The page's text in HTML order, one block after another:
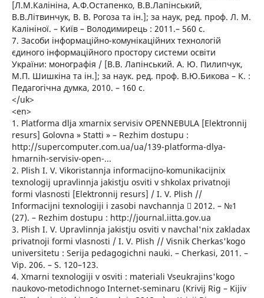
[Л.М.Калініна, А.Ф.Остапенко, В.В.Лапінський,
В.В.Літвинчук, В. В. Рогоза та ін.]; за наук, ред. проф. Л. М.
Калініної. – Київ – Володимирець : 2011.– 560 с.
7. Засоби інформаційно-комунікаційних технологій
єдиного інформаційного простору системи освіти
України: монографія / [В.В. Лапінський. А. Ю. Пилипчук,
М.П. Шишкіна та ін.]; за наук. ред. проф. В.Ю.Бикова – К. :
Педагогічна думка, 2010. – 160 с.
</uk>
<en>
1. Platforma dlja xmarnix servisiv OPENNEBULA [Elektronnij
resurs] Golovna » Statti » – Rezhim dostupu :
http://supercomputer.com.ua/ua/139-platforma-dlya-
hmarnih-servisiv-open-...
2. Plish I. V. Vikoristannja informacijno-komunikacijnix
texnologij upravlinnja jakistju osviti v shkolax privatnoji
formi vlasnosti [Elektronnij resurs] / I. V. Plish //
Informacijni texnologiji i zasobi navchannja  2012. – №1
(27). – Rezhim dostupu : http://journal.iitta.gov.ua
3. Plish I. V. Upravlinnja jakistju osviti v navchal'nix zakladax
privatnoji formi vlasnosti / I. V. Plish // Visnik Cherkas'kogo
universitetu : Serija pedagogichni nauki. – Cherkasi, 2011. –
Vip. 206. – S. 120–123.
4. Xmarni texnologiji v osviti : materiali Vseukrajins'kogo
naukovo-metodichnogo Internet-seminaru (Krivij Rig – Kijiv